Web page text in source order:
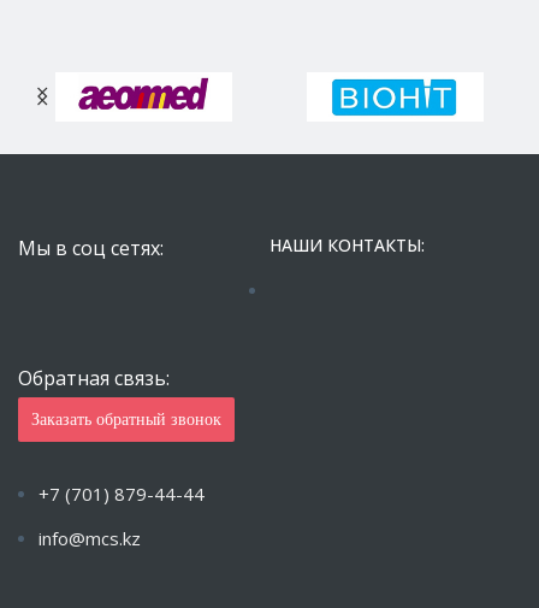
Мы в соц сетях:
Обратная связь:
Заказать обратный звонок
НАШИ КОНТАКТЫ:
+7 (701) 879-44-44
info@mcs.kz